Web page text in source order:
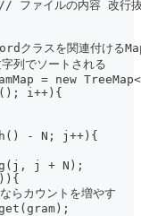
ァイルの内容 改行
クラスを関連付ける
列でソートされる
= new
i++){
- N; j++){
j + N);
カウントを増やす